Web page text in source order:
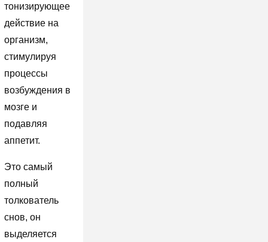
тонизирующее
действие на
организм,
стимулируя
процессы
возбуждения в
мозге и
подавляя
аппетит.
Это самый
полный
толкователь
снов, он
выделяется